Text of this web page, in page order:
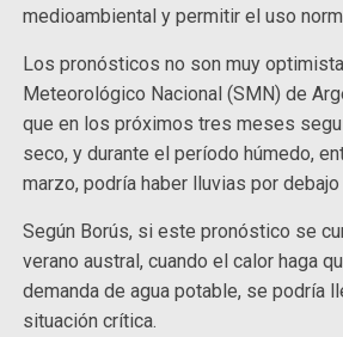
medioambiental y permitir el uso
Los pronósticos no son muy
Meteorológico Nacional (SMN) de
que en los próximos tres meses
seco, y durante el período húmedo,
marzo, podría haber lluvias por
Según Borús, si este pronóstico se
verano austral, cuando el calor haga
demanda de agua potable, se podría
situación crítica.